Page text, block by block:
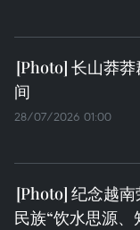
长山莽
间
28/07/2026 01:00
纪念越
民族“饮水思源